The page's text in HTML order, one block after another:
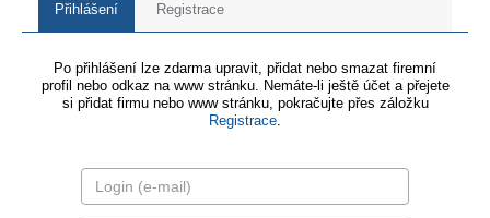
Přihlášení Registrace
Po přihlášení lze zdarma upravit, přidat nebo smazat firemní
profil nebo odkaz na www stránku. Nemáte-li ještě účet a přejete
si přidat firmu nebo www stránku, pokračujte přes záložku
Registrace.